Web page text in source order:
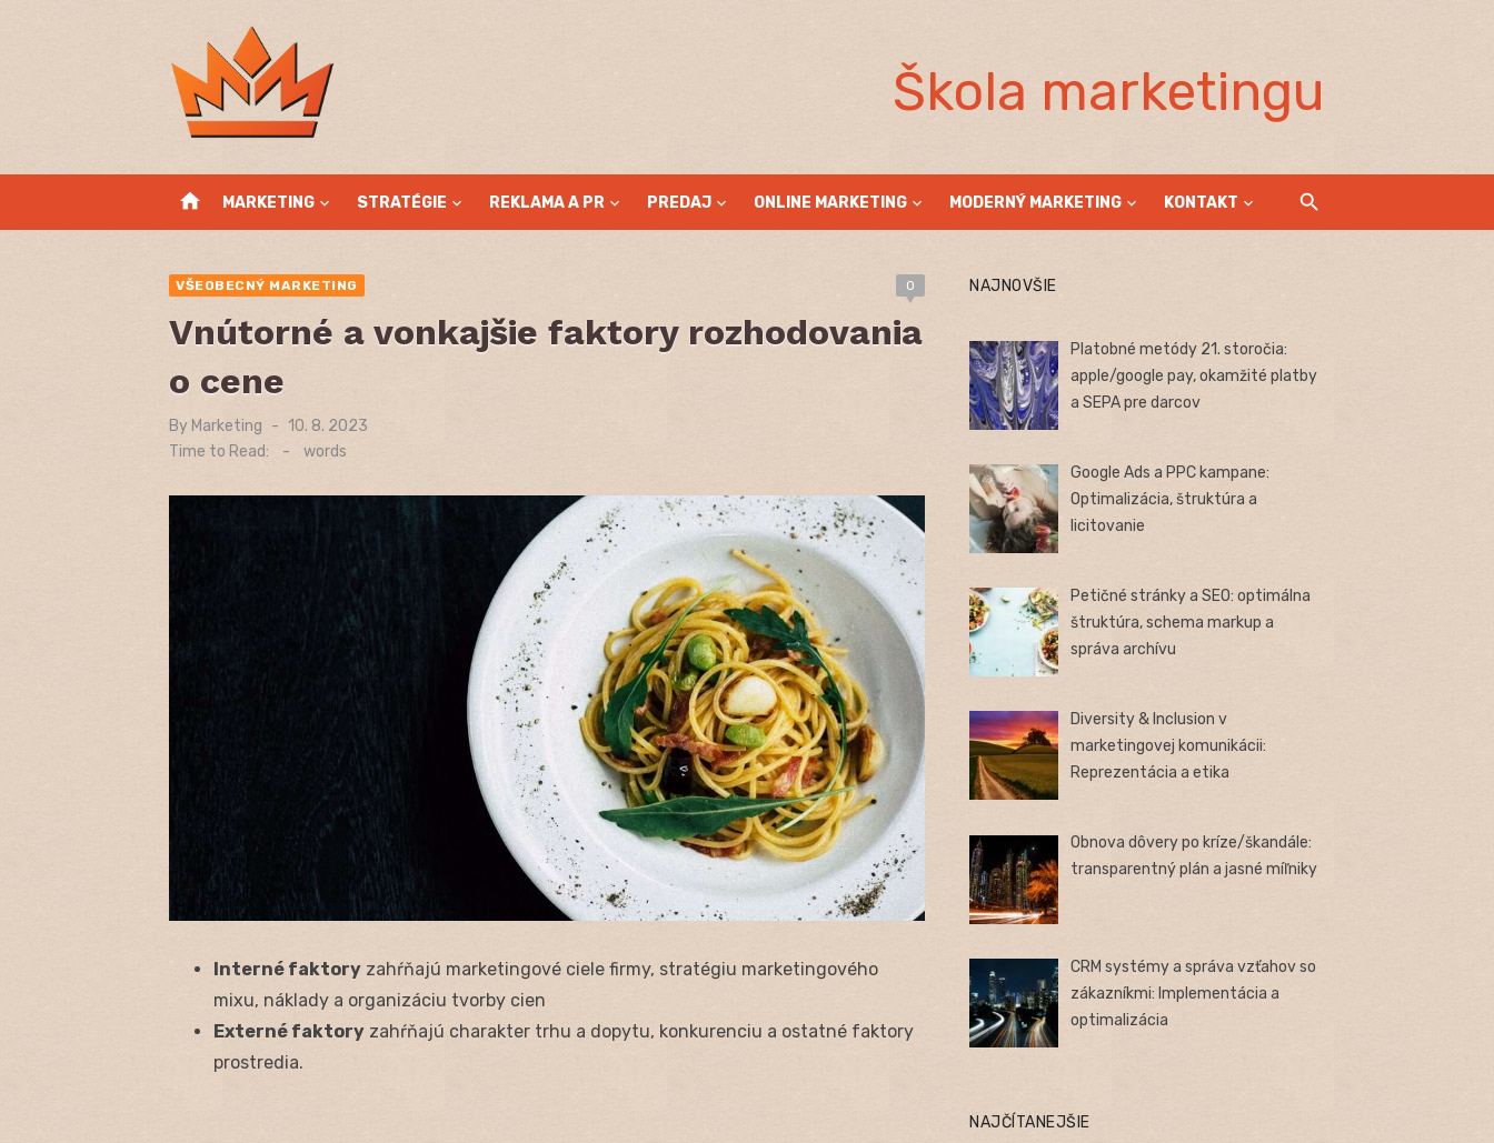
Škola marketingu
home MARKETING STRATÉGIE REKLAMA A PR PREDAJ ONLINE MARKETING MODERNÝ MARKETING KONTAKT
VŠEOBECNÝ MARKETING 0
Vnútorné a vonkajšie faktory rozhodovania
o cene
By Marketing
Posted
on
10. 8. 2023
Time to Read:
- words
Interné faktory zahŕňajú marketingové ciele firmy, stratégiu marketingového
mixu, náklady a organizáciu tvorby cien
Externé faktory zahŕňajú charakter trhu a dopytu, konkurenciu a ostatné faktory
prostredia.
NAJNOVŠIE
Platobné metódy 21. storočia:
apple/google pay, okamžité platby
a SEPA pre darcov
Google Ads a PPC kampane:
Optimalizácia, štruktúra a
licitovanie
Petičné stránky a SEO: optimálna
štruktúra, schema markup a
správa archívu
Diversity & Inclusion v
marketingovej komunikácii:
Reprezentácia a etika
Obnova dôvery po kríze/škandále:
transparentný plán a jasné míľniky
CRM systémy a správa vzťahov so
zákazníkmi: Implementácia a
optimalizácia
NAJČÍTANEJŠIE